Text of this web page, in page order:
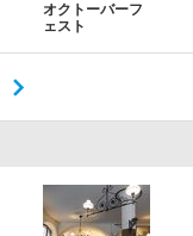
オクトーバーフ
ェスト